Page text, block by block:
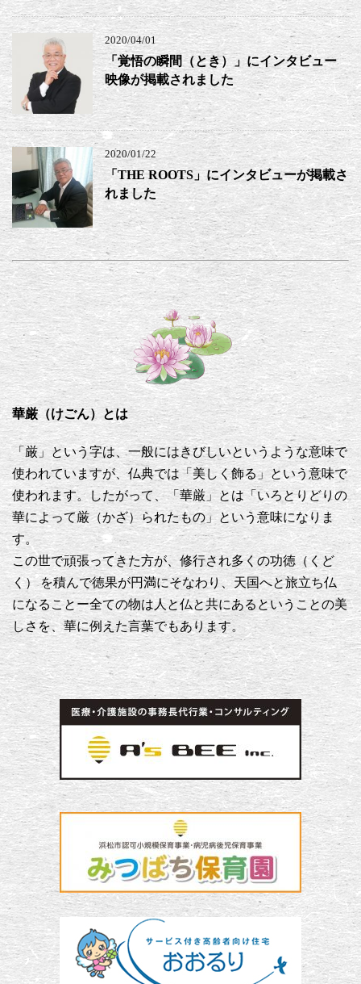
2020/04/01
「覚悟の瞬間（とき）」にインタビュー
映像が掲載されました
2020/01/22
「THE ROOTS」にインタビューが掲載さ
れました
華厳（けごん）とは
「厳」という字は、一般にはきびしいというような意味で
使われていますが、仏典では「美しく飾る」という意味で
使われます。したがって、「華厳」とは「いろとりどりの
華によって厳（かざ）られたもの」という意味になりま
す。
この世で頑張ってきた方が、修行され多くの功徳（くど
く） を積んで徳果が円満にそなわり、天国へと旅立ち仏
になることー全ての物は人と仏と共にあるということの美
しさを、華に例えた言葉でもあります。